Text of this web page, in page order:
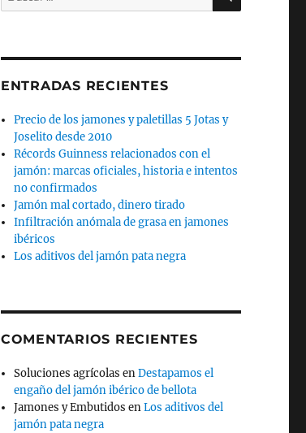
por:
ENTRADAS RECIENTES
Precio de los jamones y paletillas 5 Jotas y
Joselito desde 2010
Récords Guinness relacionados con el
jamón: marcas oficiales, historia e intentos
no confirmados
Jamón mal cortado, dinero tirado
Infiltración anómala de grasa en jamones
ibéricos
Los aditivos del jamón pata negra
COMENTARIOS RECIENTES
Soluciones agrícolas enDestapamos el
engaño del jamón ibérico de bellota
Jamones y Embutidos enLos aditivos del
jamón pata negra